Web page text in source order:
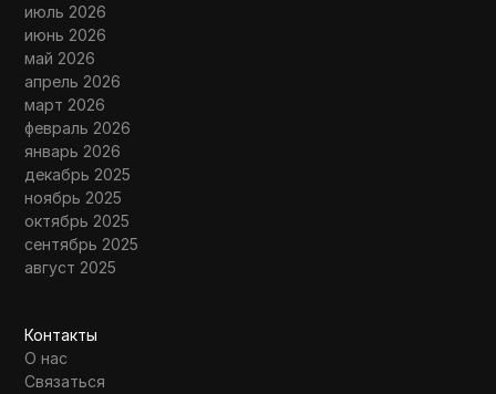
июль 2026
июнь 2026
май 2026
апрель 2026
март 2026
февраль 2026
январь 2026
декабрь 2025
ноябрь 2025
октябрь 2025
сентябрь 2025
август 2025
Контакты
О нас
Связаться